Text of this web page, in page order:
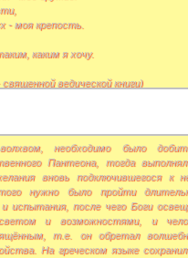
- моя крепость.
каким я хочу.
ведической книги)
населения.
необходимо было
Пантеона, тогда
вновь подключившегося к
нужно было пройти
и испытания, после чего Боги
и возможностями, и
т.е. он обретал
На греческом языке